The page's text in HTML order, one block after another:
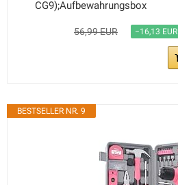
CG9);Aufbewahrungsbox
56,99 EUR −16,13 EUR
BESTSELLER NR. 9